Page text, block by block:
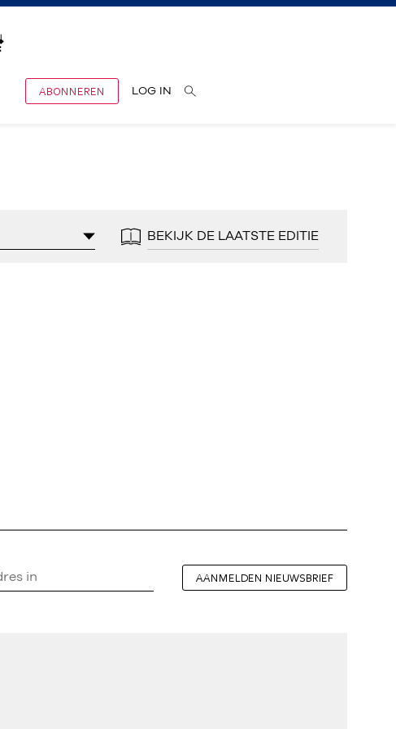
ABONNEREN LOG IN
BEKIJK DE LAATSTE EDITIE
AANMELDEN NIEUWSBRIEF